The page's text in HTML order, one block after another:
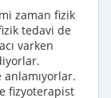
zaman fizik
tedavi de
varken
anlamıyorlar.
fizyoterapist